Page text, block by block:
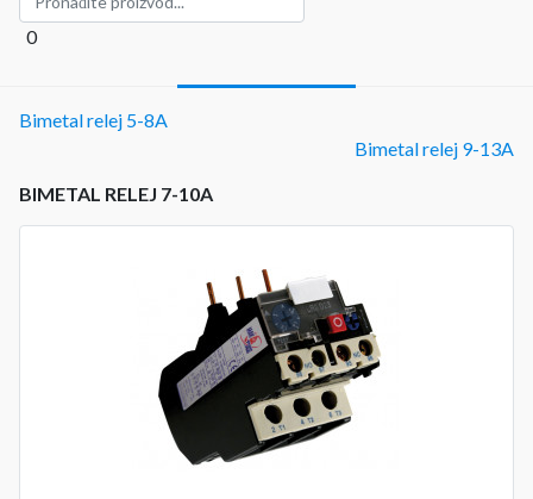
0
Bimetal relej 5-8A
Bimetal relej 9-13A
BIMETAL RELEJ 7-10A